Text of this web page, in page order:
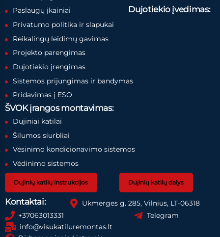
Paslaugų įkainiai
Privatumo politika ir slapukai
Dujotiekio įvedimas:
Reikalingų leidimų gavimas
Projekto parengimas
Dujotiekio įrengimas
Sistemos prijungimas ir bandymas
Pridavimas į ESO
ŠVOK įrangos montavimas:
Dujiniai katilai
Šilumos siurbliai
Vėsinimo kondicionavimo sistemos
Vėdinimo sistemos
Dujinių katilų instrukcijos Dujinių katilų dalys
Kontaktai:
Ukmerges g. 285, Vilnius, LT-06318
+37063013331
Telegram
info@visukatiluremontas.lt